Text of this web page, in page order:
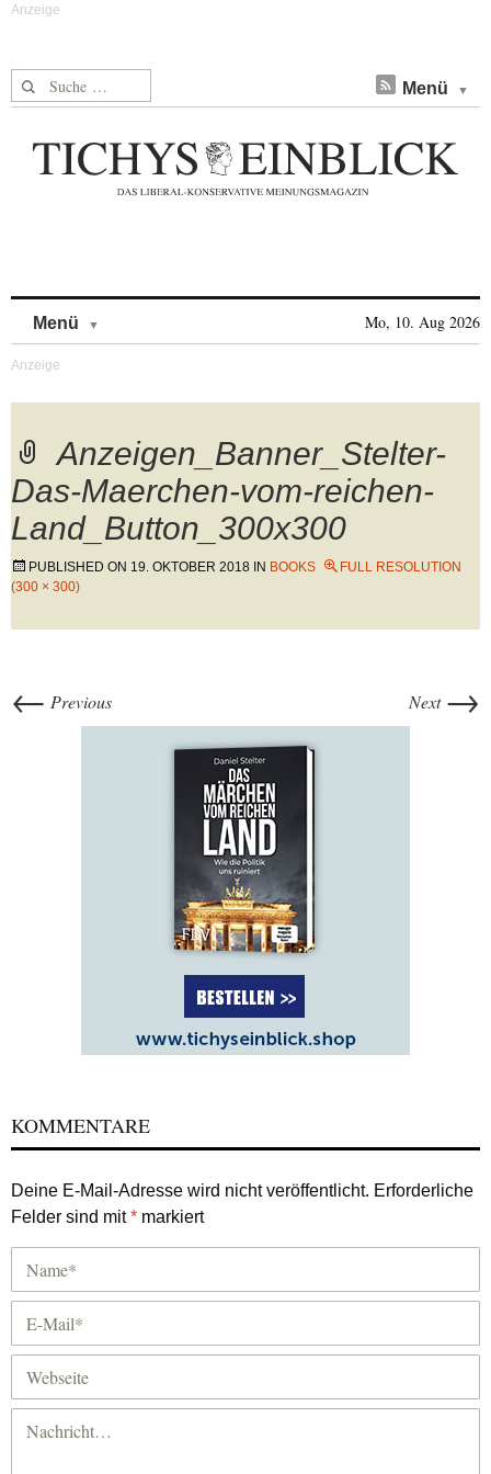
Suche nach: Menü
Menü Mo, 10. Aug 2026
Anzeigen_Banner_Stelter-
Das-Maerchen-vom-reichen-
Land_Button_300x300
PUBLISHED ON 19. OKTOBER 2018 IN BOOKS
FULL RESOLUTION
(300 × 300)
← Previous Next →
KOMMENTARE
Deine E-Mail-Adresse wird nicht veröffentlicht. Erforderliche
Felder sind mit* markiert